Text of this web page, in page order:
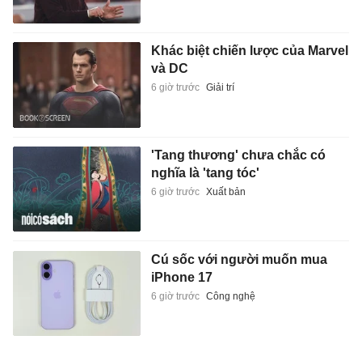
Khác biệt chiến lược của Marvel
và DC
6 giờ trước Giải trí
'Tang thương' chưa chắc có
nghĩa là 'tang tóc'
6 giờ trước Xuất bản
Cú sốc với người muốn mua
iPhone 17
6 giờ trước Công nghệ